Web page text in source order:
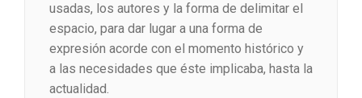
usadas, los autores y la forma de delimitar el
espacio, para dar lugar a una forma de
expresión acorde con el momento histórico y
a las necesidades que éste implicaba, hasta la
actualidad.